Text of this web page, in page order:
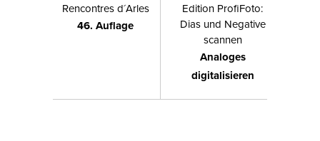
Rencontres d´Arles
46. Auflage
Edition ProfiFoto:
Dias und Negative
scannen
Analoges
digitalisieren